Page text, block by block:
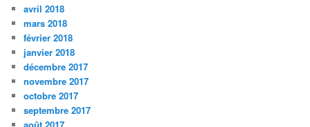
avril 2018
mars 2018
février 2018
janvier 2018
décembre 2017
novembre 2017
octobre 2017
septembre 2017
août 2017